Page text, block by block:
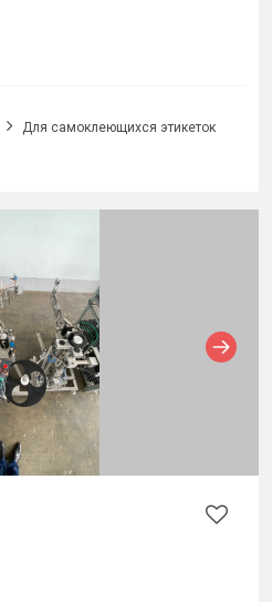
Для самоклеющихся этикеток